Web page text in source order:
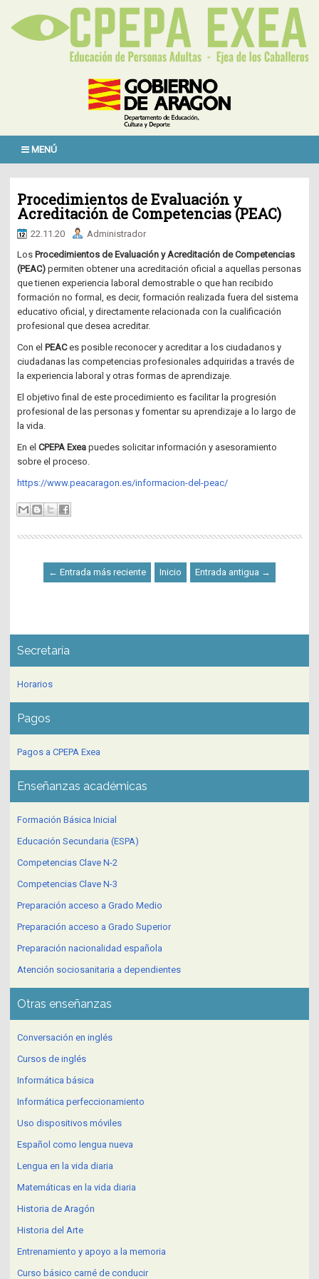
MENÚ
Procedimientos de Evaluación y
Acreditación de Competencias (PEAC)
22.11.20
Administrador
Los Procedimientos de Evaluación y Acreditación de Competencias
(PEAC) permiten obtener una acreditación oficial a aquellas personas
que tienen experiencia laboral demostrable o que han recibido
formación no formal, es decir, formación realizada fuera del sistema
educativo oficial, y directamente relacionada con la cualificación
profesional que desea acreditar.
Con el PEACes posible reconocer y acreditar a los ciudadanos y
ciudadanas las competencias profesionales adquiridas a través de
la experiencia laboral y otras formas de aprendizaje.
El objetivo final de este procedimiento es facilitar la progresión
profesional de las personas y fomentar su aprendizaje a lo largo de
la vida.
En el CPEPA Exea puedes solicitar información y asesoramiento
sobre el proceso.
https://www.peacaragon.es/informacion-del-peac/
← Entrada más reciente Inicio Entrada antigua →
Secretaría
Horarios
Pagos
Pagos a CPEPA Exea
Enseñanzas académicas
Formación Básica Inicial
Educación Secundaria (ESPA)
Competencias Clave N-2
Competencias Clave N-3
Preparación acceso a Grado Medio
Preparación acceso a Grado Superior
Preparación nacionalidad española
Atención sociosanitaria a dependientes
Otras enseñanzas
Conversación en inglés
Cursos de inglés
Informática básica
Informática perfeccionamiento
Uso dispositivos móviles
Español como lengua nueva
Lengua en la vida diaria
Matemáticas en la vida diaria
Historia de Aragón
Historia del Arte
Entrenamiento y apoyo a la memoria
Curso básico carné de conducir